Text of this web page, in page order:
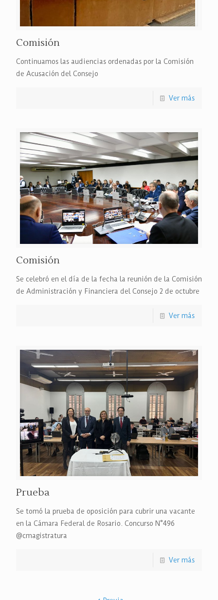
Comisión
Continuamos las audiencias ordenadas por la Comisión
de Acusación del Consejo
Ver más
Comisión
Se celebró en el día de la fecha la reunión de la Comisión
de Administración y Financiera del Consejo 2 de octubre
Ver más
Prueba
Se tomó la prueba de oposición para cubrir una vacante
en la Cámara Federal de Rosario. Concurso N°496
@cmagistratura
Ver más